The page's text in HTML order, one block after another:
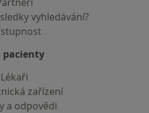
vyhledávání?
pacienty
Lékaři
zařízení
a odpovědi